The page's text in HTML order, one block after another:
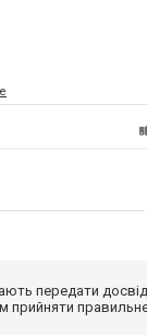
передати